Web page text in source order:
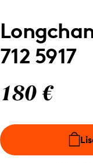
712 5917
180 €